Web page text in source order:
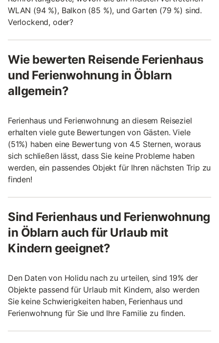
WLAN (94 %), Balkon (85 %), und Garten (79 %) sind.
Verlockend, oder?
Wie bewerten Reisende Ferienhaus
und Ferienwohnung in Öblarn
allgemein?
Ferienhaus und Ferienwohnung an diesem Reiseziel
erhalten viele gute Bewertungen von Gästen. Viele
(51%) haben eine Bewertung von 4.5 Sternen, woraus
sich schließen lässt, dass Sie keine Probleme haben
werden, ein passendes Objekt für Ihren nächsten Trip zu
finden!
Sind Ferienhaus und Ferienwohnung
in Öblarn auch für Urlaub mit
Kindern geeignet?
Den Daten von Holidu nach zu urteilen, sind 19% der
Objekte passend für Urlaub mit Kindern, also werden
Sie keine Schwierigkeiten haben, Ferienhaus und
Ferienwohnung für Sie und Ihre Familie zu finden.